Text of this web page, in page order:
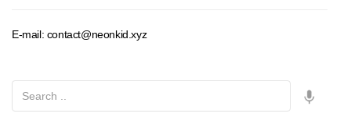
E-mail: contact@neonkid.xyz